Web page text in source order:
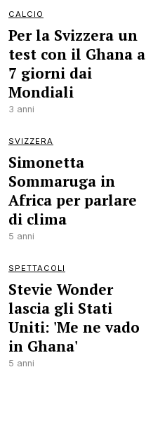
CALCIO
Per la Svizzera un
test con il Ghana a
7 giorni dai
Mondiali
3 anni
SVIZZERA
Simonetta
Sommaruga in
Africa per parlare
di clima
5 anni
SPETTACOLI
Stevie Wonder
lascia gli Stati
Uniti: 'Me ne vado
in Ghana'
5 anni